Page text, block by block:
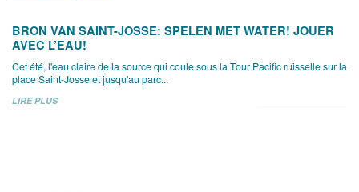
BRON VAN SAINT-JOSSE: SPELEN MET WATER! JOUER
AVEC L’EAU!
Cet été, l'eau claire de la source qui coule sous la Tour Pacific ruisselle sur la
place Saint-Josse et jusqu'au parc...
LIRE PLUS